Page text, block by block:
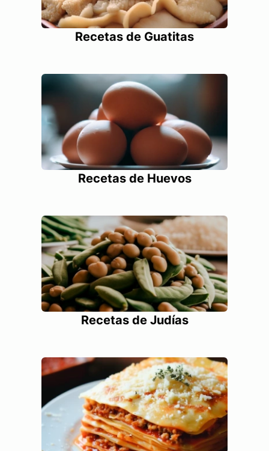
Recetas de Guatitas
Recetas de Huevos
Recetas de Judías